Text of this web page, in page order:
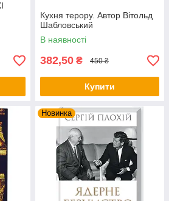
Кухня терору. Автор Вітольд
Шабловський
В наявності
382,50 ₴ 450 ₴
Купити
Новинка